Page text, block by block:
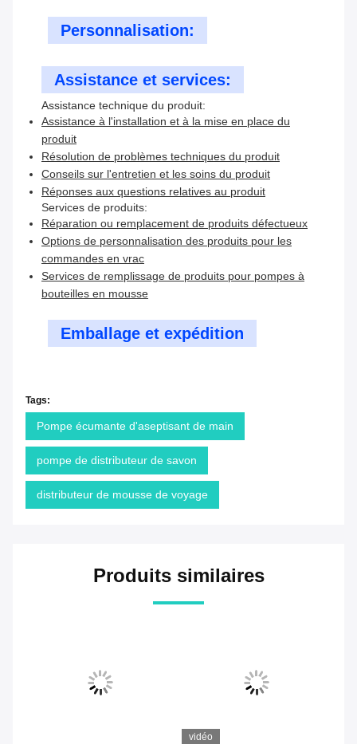
Personnalisation:
Assistance et services:
Assistance technique du produit:
Assistance à l'installation et à la mise en place du
produit
Résolution de problèmes techniques du produit
Conseils sur l'entretien et les soins du produit
Réponses aux questions relatives au produit
Services de produits:
Réparation ou remplacement de produits défectueux
Options de personnalisation des produits pour les
commandes en vrac
Services de remplissage de produits pour pompes à
bouteilles en mousse
Emballage et expédition
Tags:
Pompe écumante d'aseptisant de main
pompe de distributeur de savon
distributeur de mousse de voyage
Produits similaires
vidéo